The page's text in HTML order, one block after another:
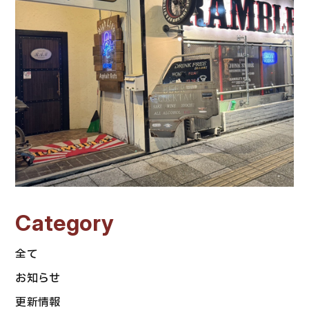
Category
全て
お知らせ
更新情報